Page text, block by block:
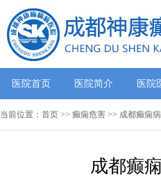
医院首页 医院简介 医院
当前位置： 首页 >> 癫痫危害 >> 成都癫痫
成都癫